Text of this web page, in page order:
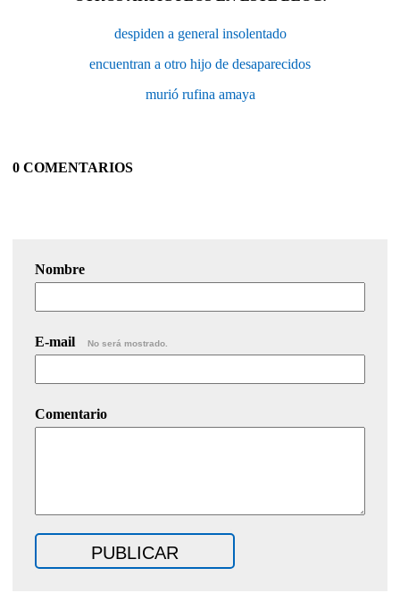
despiden a general insolentado
encuentran a otro hijo de desaparecidos
murió rufina amaya
0 COMENTARIOS
Nombre
E-mail No será mostrado.
Comentario